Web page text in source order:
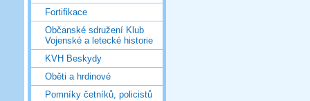
Fortifikace
Občanské sdružení Klub
Vojenské a letecké historie
KVH Beskydy
Oběti a hrdinové
Pomníky četníků, policistů